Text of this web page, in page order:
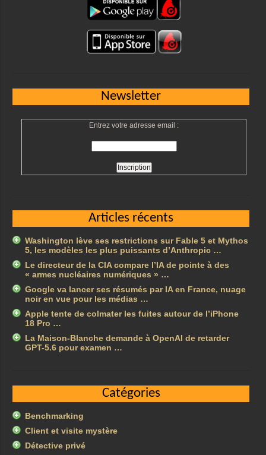
Newsletter
Entrez votre adresse email :
Articles récents
Washington lève ses restrictions sur Fable 5 et Mythos
5, les modèles les plus puissants d’Anthropic …
Le directeur de la CIA compare l’IA de pointe à des
« armes nucléaires numériques » …
Google va lancer ses résumés par IA en France, nuage
noir en vue pour les médias …
Apple tente de colmater les fuites autour de l’iPhone
18 Pro …
La Maison-Blanche demande à OpenAI de retarder
GPT-5.6 pour examen …
Catégories
Benchmarking
Client et visite mystère
Détective privé